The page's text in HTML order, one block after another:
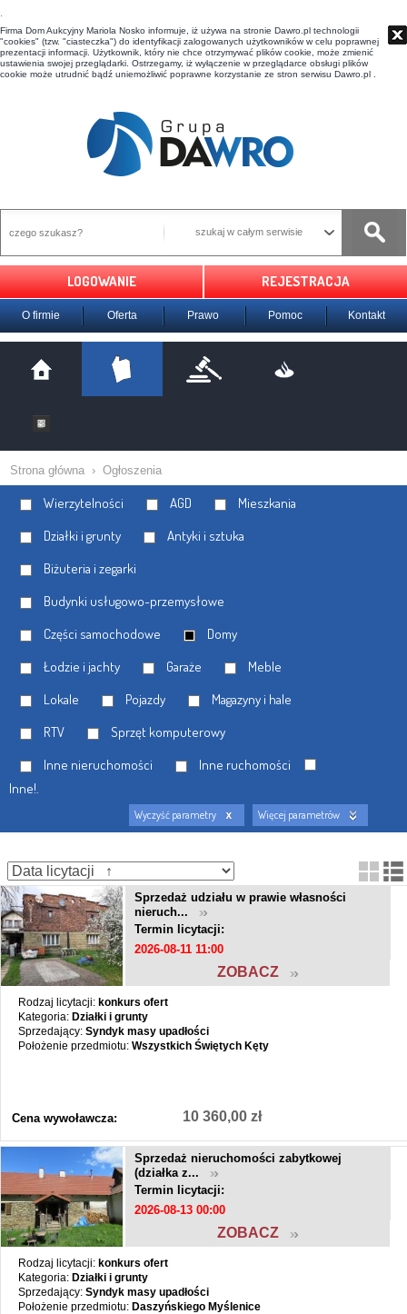
t
Firma Dom Aukcyjny Mariola Nosko informuje, iż używa na stronie Dawro.pl technologii
"cookies" (tzw. "ciasteczka") do identyfikacji zalogowanych użytkowników w celu poprawnej
prezentacji informacji. Użytkownik, który nie chce otrzymywać plików cookie, może zmienić
ustawienia swojej przeglądarki. Ostrzegamy, iż wyłączenie w przeglądarce obsługi plików
cookie może utrudnić bądź uniemożliwić poprawne korzystanie ze stron serwisu Dawro.pl .
szukaj w całym serwisie
LOGOWANIE REJESTRACJA
O firmie Oferta Prawo Pomoc Kontakt
Strona główna › Ogłoszenia
Wierzytelności AGD
Mieszkania
Działki i grunty
Antyki i sztuka
Biżuteria i zegarki
Budynki usługowo-przemysłowe
Części samochodowe
Domy
Łodzie i jachty
Garaże
Meble
Lokale
Pojazdy
Magazyny i hale
RTV
Sprzęt komputerowy
Inne nieruchomości
Inne ruchomości
Inne!.
Wyczyść parametry Więcej parametrów
Sprzedaż udziału w prawie własności
nieruch...
Termin licytacji:
2026-08-11 11:00
ZOBACZ
Rodzaj licytacji: konkurs ofert
Kategoria: Działki i grunty
Sprzedający: Syndyk masy upadłości
Położenie przedmiotu: Wszystkich Świętych Kęty
Cena wywoławcza: 10 360,00 zł
Sprzedaż nieruchomości zabytkowej
(działka z...
Termin licytacji:
2026-08-13 00:00
ZOBACZ
Rodzaj licytacji: konkurs ofert
Kategoria: Działki i grunty
Sprzedający: Syndyk masy upadłości
Położenie przedmiotu: Daszyńskiego Myślenice